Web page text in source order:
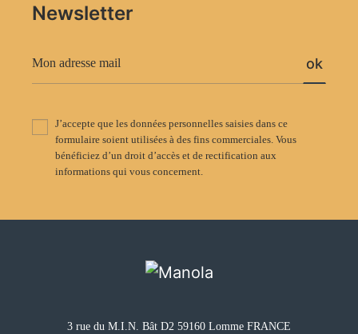
3 rue du M.I.N. Bât D2 59160 Lomme FRANCE
Newsletter
ok
J’accepte que les données personnelles saisies dans ce
formulaire soient utilisées à des fins commerciales. Vous
bénéficiez d’un droit d’accès et de rectification aux
informations qui vous concernent.